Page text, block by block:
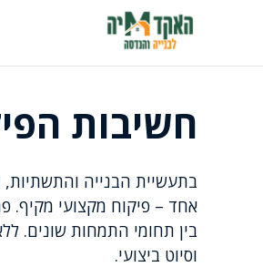
חשיבות
בתעשיית הבנייה והתשתיות,
אחד – פיקוח מקצועי מקיף.
בין תחומי התמחות שונים.
וסיוט ביצועי.